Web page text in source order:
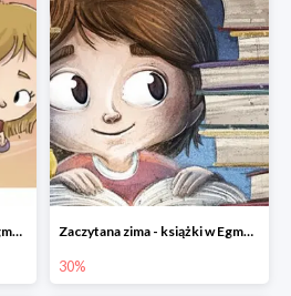
Prezenty na Walentynki w Egmont do -30% Zaczytana zima - książki w Egmont -30%
30%